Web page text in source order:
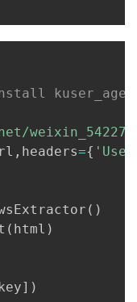
, headers={
( )
( html )
] )